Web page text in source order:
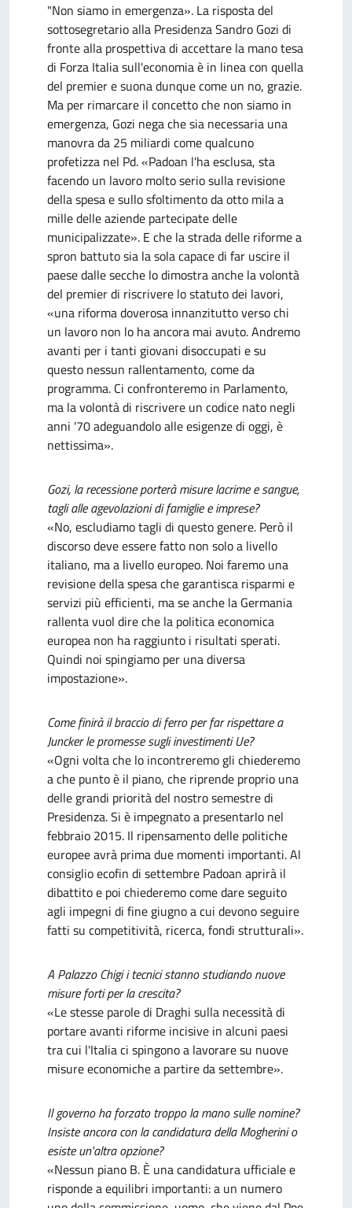
"Non siamo in emergenza». La risposta del
sottosegretario alla Presidenza Sandro Gozi di
fronte alla prospettiva di accettare la mano tesa
di Forza Italia sull'economia è in linea con quella
del premier e suona dunque come un no, grazie.
Ma per rimarcare il concetto che non siamo in
emergenza, Gozi nega che sia necessaria una
manovra da 25 miliardi come qualcuno
profetizza nel Pd. «Padoan l'ha esclusa, sta
facendo un lavoro molto serio sulla revisione
della spesa e sullo sfoltimento da otto mila a
mille delle aziende partecipate delle
municipalizzate». E che la strada delle riforme a
spron battuto sia la sola capace di far uscire il
paese dalle secche lo dimostra anche la volontà
del premier di riscrivere lo statuto dei lavori,
«una riforma doverosa innanzitutto verso chi
un lavoro non lo ha ancora mai avuto. Andremo
avanti per i tanti giovani disoccupati e su
questo nessun rallentamento, come da
programma. Ci confronteremo in Parlamento,
ma la volontà di riscrivere un codice nato negli
anni '70 adeguandolo alle esigenze di oggi, è
nettissima».
Gozi, la recessione porterà misure lacrime e sangue,
tagli alle agevolazioni di famiglie e imprese?
«No, escludiamo tagli di questo genere. Però il
discorso deve essere fatto non solo a livello
italiano, ma a livello europeo. Noi faremo una
revisione della spesa che garantisca risparmi e
servizi più efficienti, ma se anche la Germania
rallenta vuol dire che la politica economica
europea non ha raggiunto i risultati sperati.
Quindi noi spingiamo per una diversa
impostazione».
Come finirà il braccio di ferro per far rispettare a
Juncker le promesse sugli investimenti Ue?
«Ogni volta che lo incontreremo gli chiederemo
a che punto è il piano, che riprende proprio una
delle grandi priorità del nostro semestre di
Presidenza. Si è impegnato a presentarlo nel
febbraio 2015. Il ripensamento delle politiche
europee avrà prima due momenti importanti. Al
consiglio ecofin di settembre Padoan aprirà il
dibattito e poi chiederemo come dare seguito
agli impegni di fine giugno a cui devono seguire
fatti su competitività, ricerca, fondi strutturali».
A Palazzo Chigi i tecnici stanno studiando nuove
misure forti per la crescita?
«Le stesse parole di Draghi sulla necessità di
portare avanti riforme incisive in alcuni paesi
tra cui l'Italia ci spingono a lavorare su nuove
misure economiche a partire da settembre».
Il governo ha forzato troppo la mano sulle nomine?
Insiste ancora con la candidatura della Mogherini o
esiste un'altra opzione?
«Nessun piano B. È una candidatura ufficiale e
risponde a equilibri importanti: a un numero